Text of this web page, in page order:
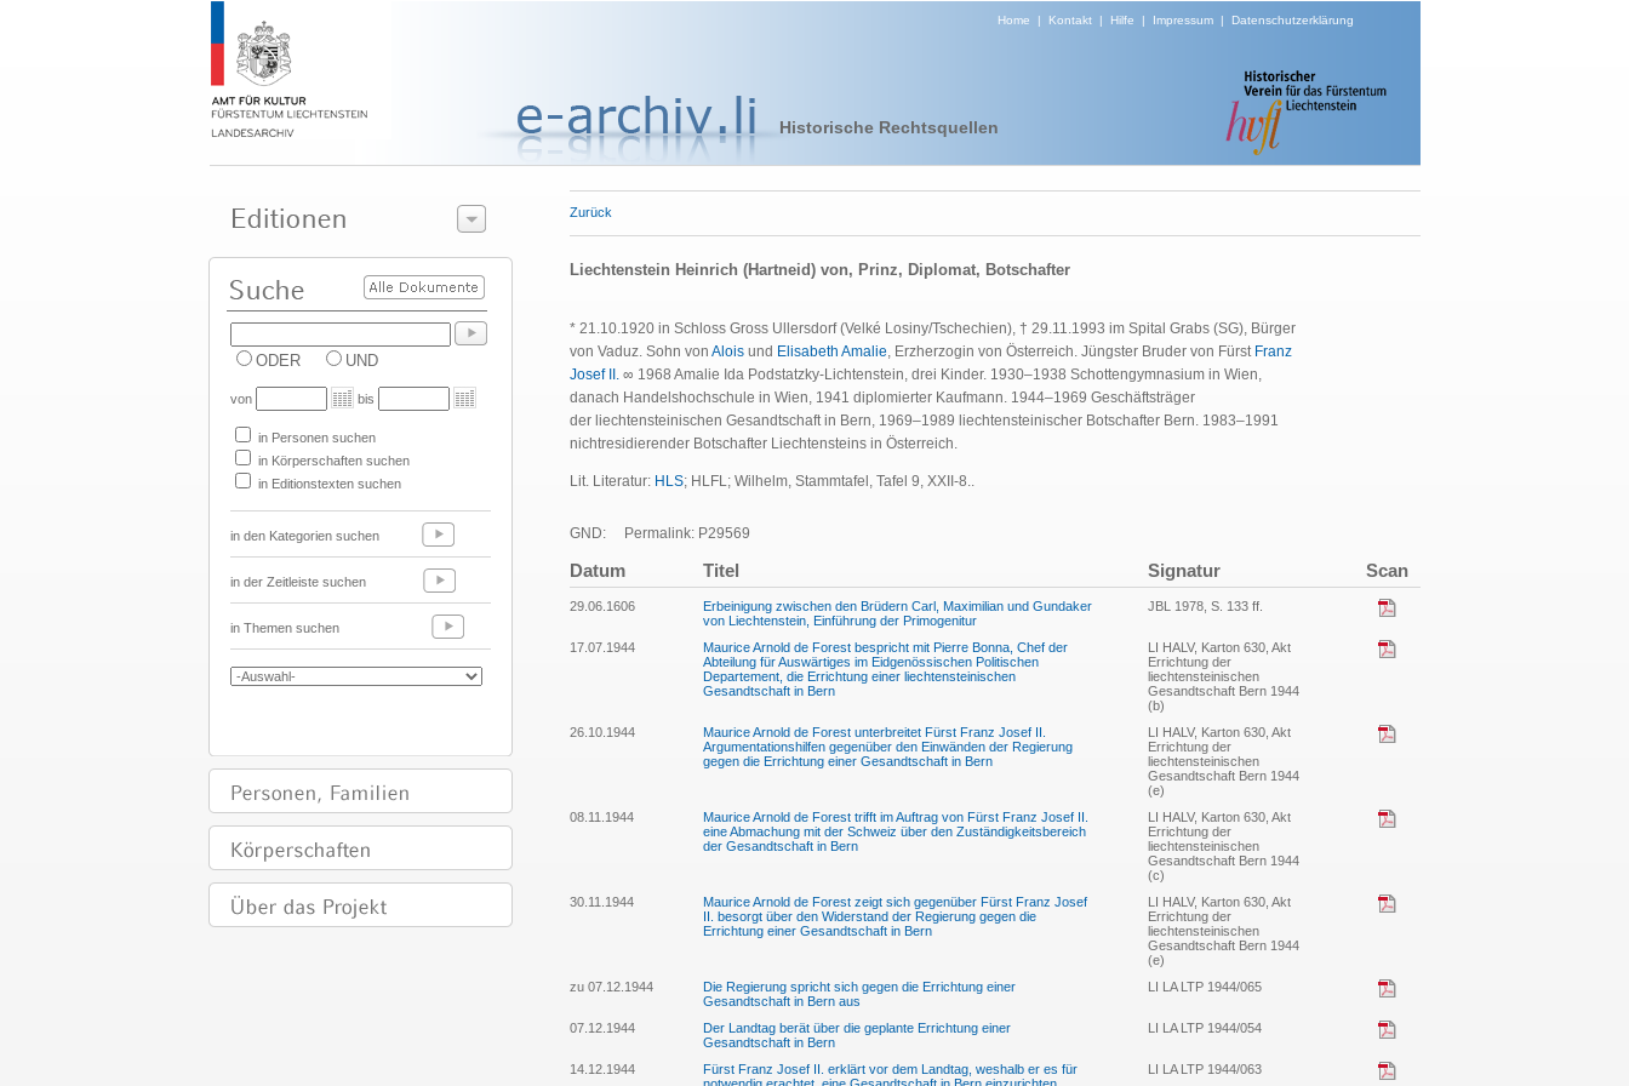
Home | Kontakt| Hilfe | Impressum| Datenschutzerklärung
Historische Rechtsquellen
ODER UND
von bis
in Personen suchen
in Körperschaften suchen
in Editionstexten suchen
in den Kategorien suchen
in der Zeitleiste suchen
in Themen suchen
Zurück
Liechtenstein Heinrich (Hartneid) von, Prinz, Diplomat, Botschafter
* 21.10.1920 in Schloss Gross Ullersdorf (Velké Losiny/Tschechien), † 29.11.1993 im Spital Grabs (SG), Bürger
von Vaduz. Sohn von Alois und Elisabeth Amalie, Erzherzogin von Österreich. Jüngster Bruder von Fürst Franz
Josef II. ∞ 1968 Amalie Ida Podstatzky-Lichtenstein, drei Kinder. 1930–1938 Schottengymnasium in Wien,
danach Handelshochschule in Wien, 1941 diplomierter Kaufmann. 1944–1969 Geschäftsträger
der liechtensteinischen Gesandtschaft in Bern, 1969–1989 liechtensteinischer Botschafter Bern. 1983–1991
nichtresidierender Botschafter Liechtensteins in Österreich.
Lit. Literatur: HLS; HLFL; Wilhelm, Stammtafel, Tafel 9, XXII-8..
GND: Permalink: P29569
Datum Titel Signatur Scan
29.06.1606
Erbeinigung zwischen den Brüdern Carl, Maximilian und Gundaker
von Liechtenstein, Einführung der Primogenitur
JBL 1978, S. 133 ff.
17.07.1944
Maurice Arnold de Forest bespricht mit Pierre Bonna, Chef der
Abteilung für Auswärtiges im Eidgenössischen Politischen
Departement, die Errichtung einer liechtensteinischen
Gesandtschaft in Bern
LI HALV, Karton 630, Akt
Errichtung der
liechtensteinischen
Gesandtschaft Bern 1944
(b)
26.10.1944
Maurice Arnold de Forest unterbreitet Fürst Franz Josef II.
Argumentationshilfen gegenüber den Einwänden der Regierung
gegen die Errichtung einer Gesandtschaft in Bern
LI HALV, Karton 630, Akt
Errichtung der
liechtensteinischen
Gesandtschaft Bern 1944
(e)
08.11.1944
Maurice Arnold de Forest trifft im Auftrag von Fürst Franz Josef II.
eine Abmachung mit der Schweiz über den Zuständigkeitsbereich
der Gesandtschaft in Bern
LI HALV, Karton 630, Akt
Errichtung der
liechtensteinischen
Gesandtschaft Bern 1944
(c)
30.11.1944
Maurice Arnold de Forest zeigt sich gegenüber Fürst Franz Josef
II. besorgt über den Widerstand der Regierung gegen die
Errichtung einer Gesandtschaft in Bern
LI HALV, Karton 630, Akt
Errichtung der
liechtensteinischen
Gesandtschaft Bern 1944
(e)
zu 07.12.1944
Die Regierung spricht sich gegen die Errichtung einer
Gesandtschaft in Bern aus
LI LA LTP 1944/065
07.12.1944
Der Landtag berät über die geplante Errichtung einer
Gesandtschaft in Bern
LI LA LTP 1944/054
14.12.1944
Fürst Franz Josef II. erklärt vor dem Landtag, weshalb er es für
LI LA LTP 1944/063